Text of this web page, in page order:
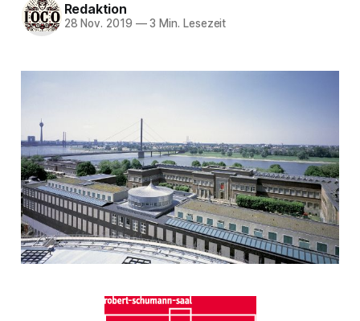
Redaktion
28 Nov. 2019 —3 Min. Lesezeit